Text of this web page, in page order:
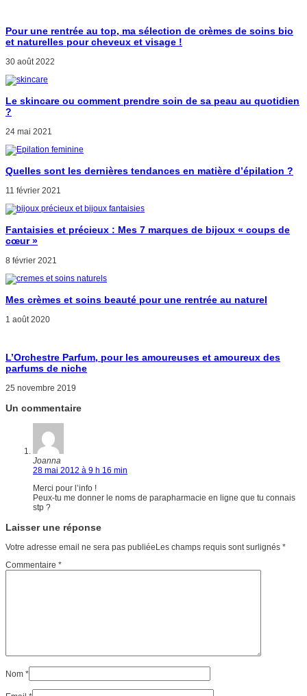
Pour une rentrée au top, ma sélection de crèmes de soins bio
et naturelles pour cheveux et visage !
30 août 2022
Le skincare ou comment prendre soin de sa peau au quotidien
?
24 mai 2021
Quelles sont les dernières tendances en matière d’épilation ?
11 février 2021
Fantaisies et précieux : Mes 7 marques de bijoux « coups de
cœur »
8 février 2021
Mes crèmes et soins beauté pour une rentrée au naturel
1 août 2020
L’Orchestre Parfum, pour les amoureuses et amoureux des
parfums de niche
25 novembre 2019
Un commentaire
Joanna
28 mai 2012 à 9 h 16 min
Merci pour l’info !
Peux-tu me donner le noms de parapharmacie en ligne que tu connais
stp ?
Laisser une réponse
Votre adresse email ne sera pas publiéeLes champs requis sont surlignés *
Commentaire *
Nom *